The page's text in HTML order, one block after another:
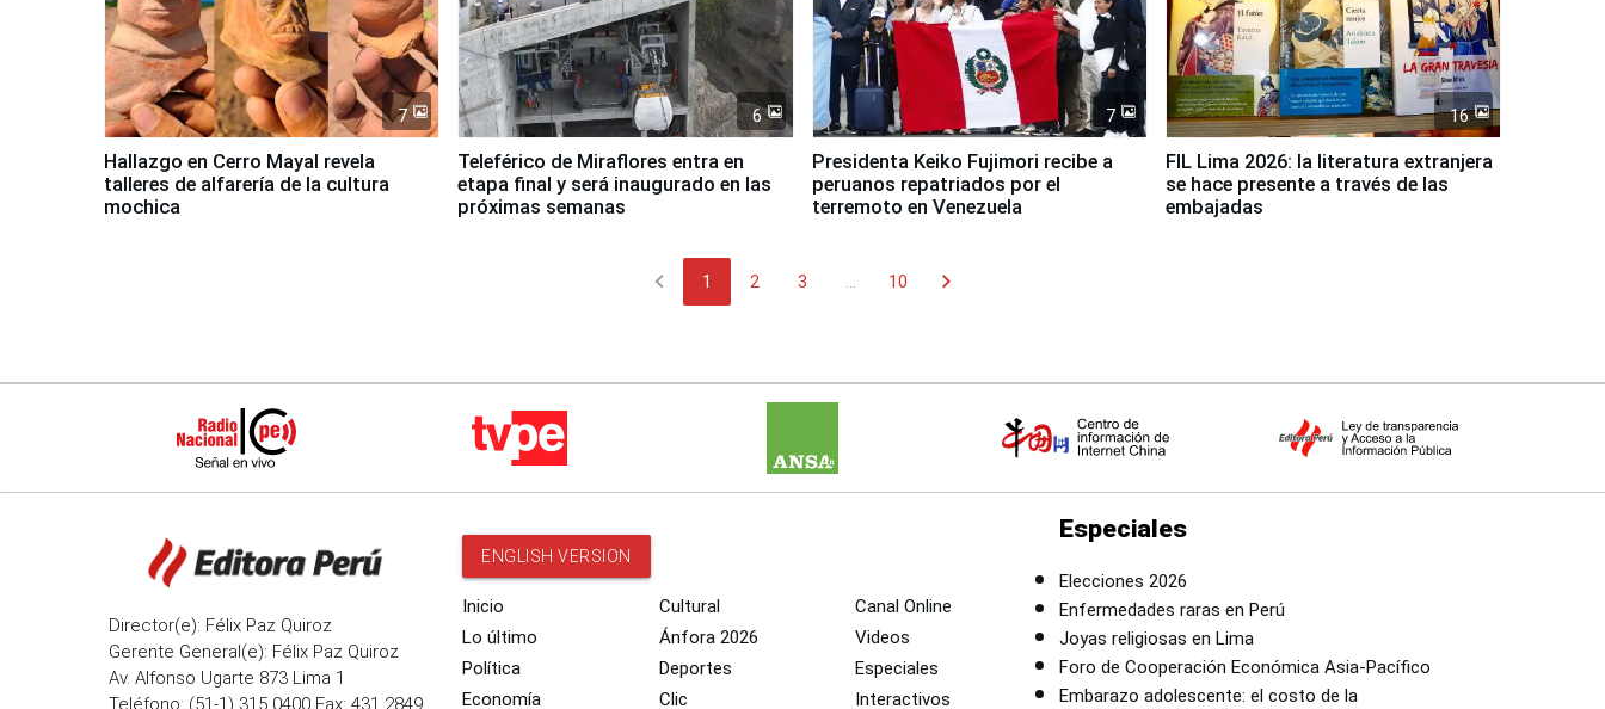
7
Hallazgo en Cerro Mayal revela
talleres de alfarería de la cultura
mochica
6
Teleférico de Miraflores entra en
etapa final y será inaugurado en las
próximas semanas
7
Presidenta Keiko Fujimori recibe a
peruanos repatriados por el
terremoto en Venezuela
16
FIL Lima 2026: la literatura extranjera
se hace presente a través de las
embajadas
chevron_left 1 2 3 10 chevron_right
Director(e): Félix Paz Quiroz
Gerente General(e): Félix Paz Quiroz
Av. Alfonso Ugarte 873 Lima 1
Teléfono: (51-1) 315 0400 Fax: 431 2849
ENGLISH VERSION
Inicio
Lo último
Política
Economía
Cultural
Ánfora 2026
Deportes
Clic
Canal Online
Videos
Especiales
Interactivos
Especiales
Elecciones 2026
Enfermedades raras en Perú
Joyas religiosas en Lima
Foro de Cooperación Económica Asia-Pacífico
Embarazo adolescente: el costo de la